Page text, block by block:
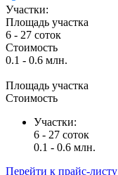
Участки:
Площадь участка
6 - 27 соток
Стоимость
0.1 - 0.6 млн.
Площадь участка
Стоимость
Участки:
6 - 27 соток
0.1 - 0.6 млн.
Перейти к прайс-листу